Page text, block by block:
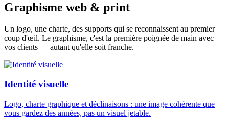
Graphisme web & print
Un logo, une charte, des supports qui se reconnaissent au premier
coup d'œil. Le graphisme, c'est la première poignée de main avec
vos clients — autant qu'elle soit franche.
Identité visuelle
Logo, charte graphique et déclinaisons : une image cohérente que
vous gardez des années, pas un visuel jetable.